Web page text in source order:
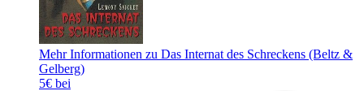
Mehr Informationen zu Das Internat des Schreckens (Beltz &
Gelberg)
5€ bei